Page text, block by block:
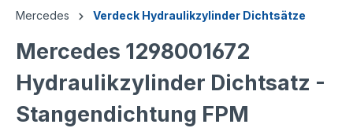
Mercedes Verdeck Hydraulikzylinder Dichtsätze
Mercedes 1298001672
Hydraulikzylinder Dichtsatz -
Stangendichtung FPM